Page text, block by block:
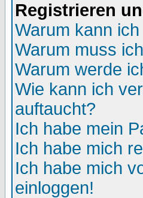
Registrieren
Warum kann
Warum muss
Warum werde
Wie kann ich
auftaucht?
Ich habe mein
Ich habe mich
Ich habe mich
einloggen!